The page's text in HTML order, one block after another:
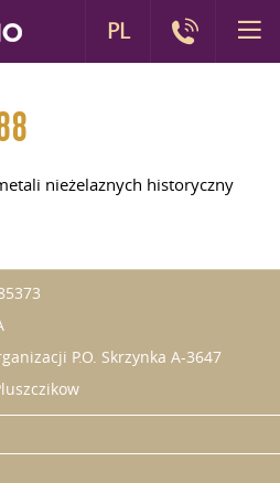
nieżelaznych historyczny
P.O. Skrzynka A-3647
PL